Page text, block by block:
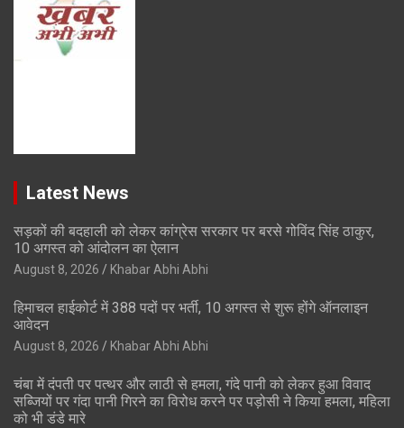
Latest News
सड़कों की बदहाली को लेकर कांग्रेस सरकार पर बरसे गोविंद सिंह ठाकुर,
10 अगस्त को आंदोलन का ऐलान
August 8, 2026 Khabar Abhi Abhi
हिमाचल हाईकोर्ट में 388 पदों पर भर्ती, 10 अगस्त से शुरू होंगे ऑनलाइन
आवेदन
August 8, 2026 Khabar Abhi Abhi
चंबा में दंपती पर पत्थर और लाठी से हमला, गंदे पानी को लेकर हुआ विवाद
सब्जियों पर गंदा पानी गिरने का विरोध करने पर पड़ोसी ने किया हमला, महिला
को भी डंडे मारे